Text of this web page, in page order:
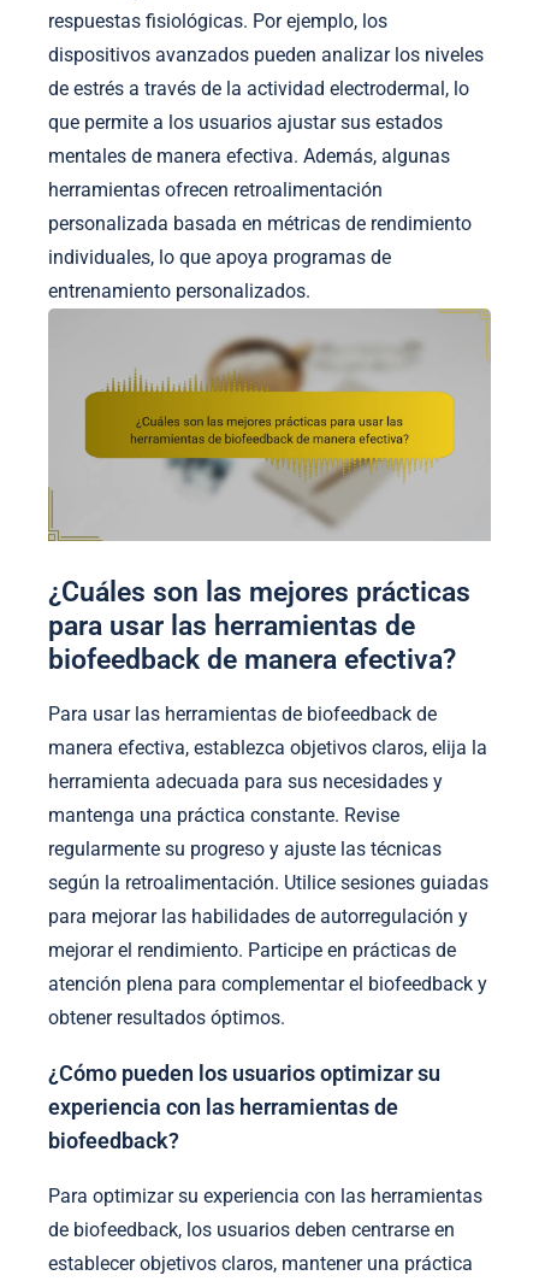
respuestas fisiológicas. Por ejemplo, los
dispositivos avanzados pueden analizar los niveles
de estrés a través de la actividad electrodermal, lo
que permite a los usuarios ajustar sus estados
mentales de manera efectiva. Además, algunas
herramientas ofrecen retroalimentación
personalizada basada en métricas de rendimiento
individuales, lo que apoya programas de
entrenamiento personalizados.
¿Cuáles son las mejores prácticas
para usar las herramientas de
biofeedback de manera efectiva?
Para usar las herramientas de biofeedback de
manera efectiva, establezca objetivos claros, elija la
herramienta adecuada para sus necesidades y
mantenga una práctica constante. Revise
regularmente su progreso y ajuste las técnicas
según la retroalimentación. Utilice sesiones guiadas
para mejorar las habilidades de autorregulación y
mejorar el rendimiento. Participe en prácticas de
atención plena para complementar el biofeedback y
obtener resultados óptimos.
¿Cómo pueden los usuarios optimizar su
experiencia con las herramientas de
biofeedback?
Para optimizar su experiencia con las herramientas
de biofeedback, los usuarios deben centrarse en
establecer objetivos claros, mantener una práctica